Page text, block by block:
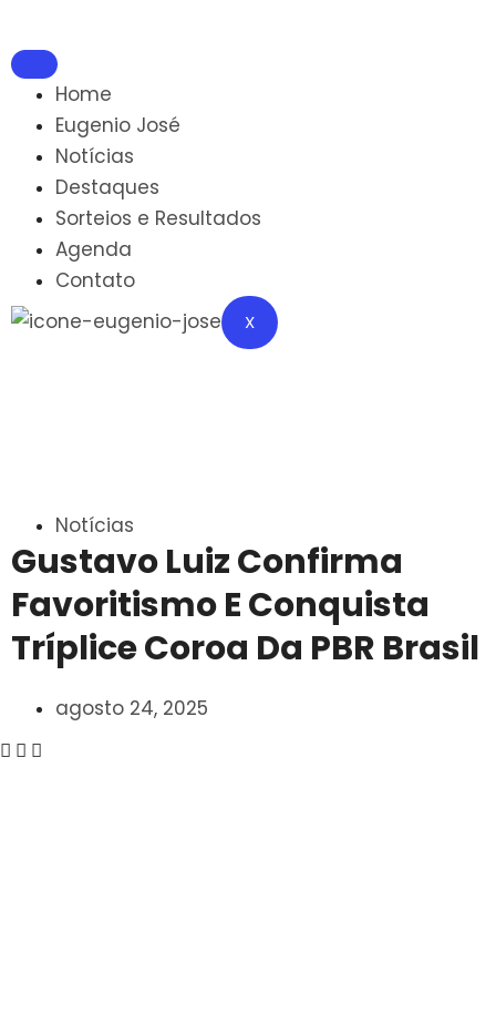
Home
Eugenio José
Notícias
Destaques
Sorteios e Resultados
Agenda
Contato
X
Notícias
Gustavo Luiz Confirma
Favoritismo E Conquista
Tríplice Coroa Da PBR Brasil
agosto 24, 2025